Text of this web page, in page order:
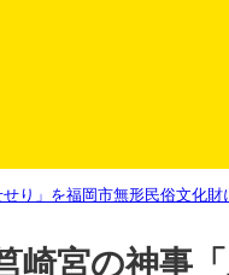
り」を福岡市無形民俗文化財
崎宮の神事